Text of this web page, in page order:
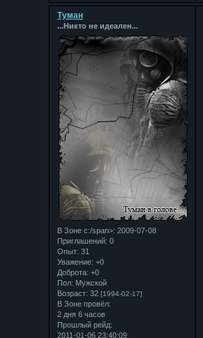
Туман
...Никто не идеален...
В Зоне с:/span>: 2009-07-08
Приглашений: 0
Опыт: 31
Уважение: +0
Доброта: +0
Пол: Мужской
Возраст: 32 [1994-02-17]
В Зоне провёл:
2 дня 6 часов
Прошлый рейд:
2011-01-06 23:40:09